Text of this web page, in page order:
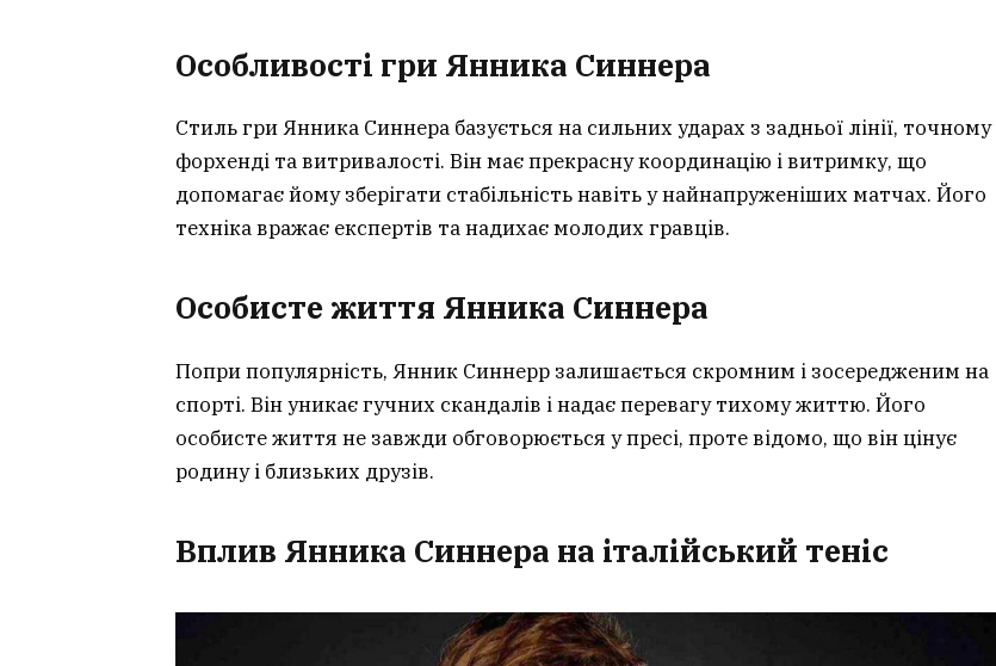
Особливості гри Янника Синнера
Стиль гри Янника Синнера базується на сильних ударах з задньої лінії, точному
форхенді та витривалості. Він має прекрасну координацію і витримку, що
допомагає йому зберігати стабільність навіть у найнапруженіших матчах. Його
техніка вражає експертів та надихає молодих гравців.
Особисте життя Янника Синнера
Попри популярність, Янник Синнерр залишається скромним і зосередженим на
спорті. Він уникає гучних скандалів і надає перевагу тихому життю. Його
особисте життя не завжди обговорюється у пресі, проте відомо, що він цінує
родину і близьких друзів.
Вплив Янника Синнера на італійський теніс